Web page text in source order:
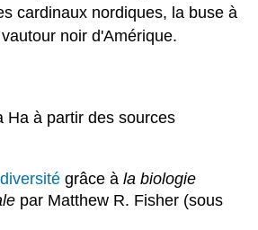
cardinaux nordiques, la buse à
noir d'Amérique.
Ha à partir des sources
grâce àla biologie
par Matthew R. Fisher (sous